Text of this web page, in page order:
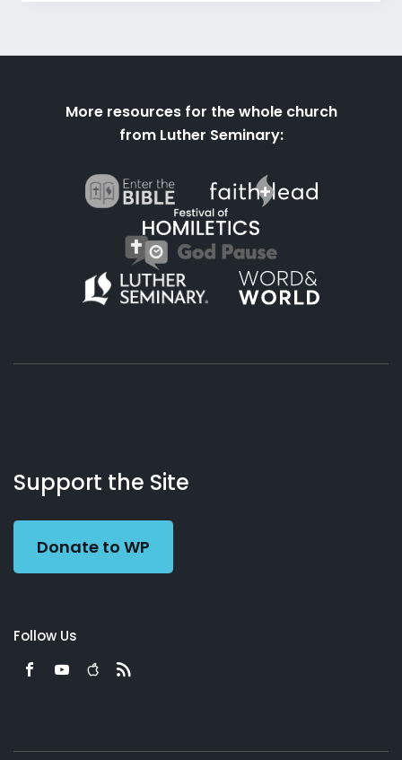
More resources for the whole church
from Luther Seminary:
Working
Preacher
Us
Support the Site
Donate to WP
Follow Us